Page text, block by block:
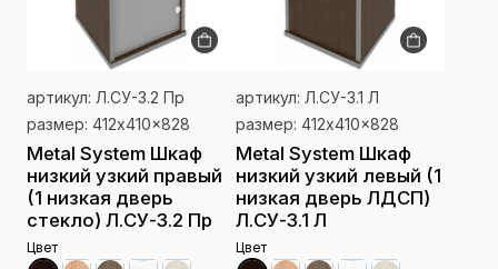
артикул: Л.СУ-3.2 Пр
размер: 412x410x828
Metal System Шкаф
низкий узкий правый
(1 низкая дверь
стекло) Л.СУ-3.2 Пр
Цвет
артикул: Л.СУ-3.1 Л
размер: 412x410x828
Metal System Шкаф
низкий узкий левый (1
низкая дверь ЛДСП)
Л.СУ-3.1 Л
Цвет